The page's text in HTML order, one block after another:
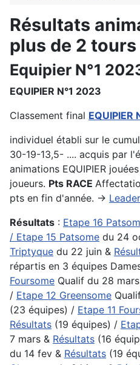
Résultats
plus de 2 tours
Equipier N°1
EQUIPIER N°1 2023
Classement final EQUIPIER
individuel établi sur le
30-19-13,5- .... acquis par
animations EQUIPIER
joueurs. Pts RACE
pts en fin d'année. ->
Résultats : Etape 16
/ Etape 15 Patsome du 24
Triptyque du 22 juin &
répartis en 3 équipes
Foursome Qualif du 28
/ Etape 12 Greensome
(23 équipes) / Etape 11
Résultats (19 équipes) /
7 mars & Résultats (16
du 14 fev & Résultats (19